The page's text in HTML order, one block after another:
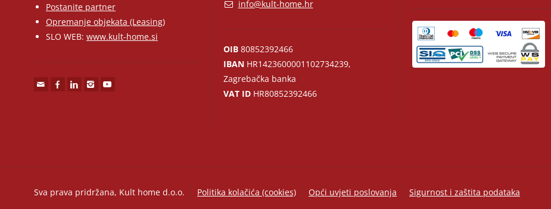
Postanite partner
Opremanje objekata (Leasing)
SLO WEB: www.kult-home.si
info@kult-home.hr
OIB80852392466
IBANHR1423600001102734239,
Zagrebačka banka
VAT IDHR80852392466
Sva prava pridržana, Kult home d.o.o. Politika kolačića (cookies) Opći uvjeti poslovanja Sigurnost i zaštita podataka